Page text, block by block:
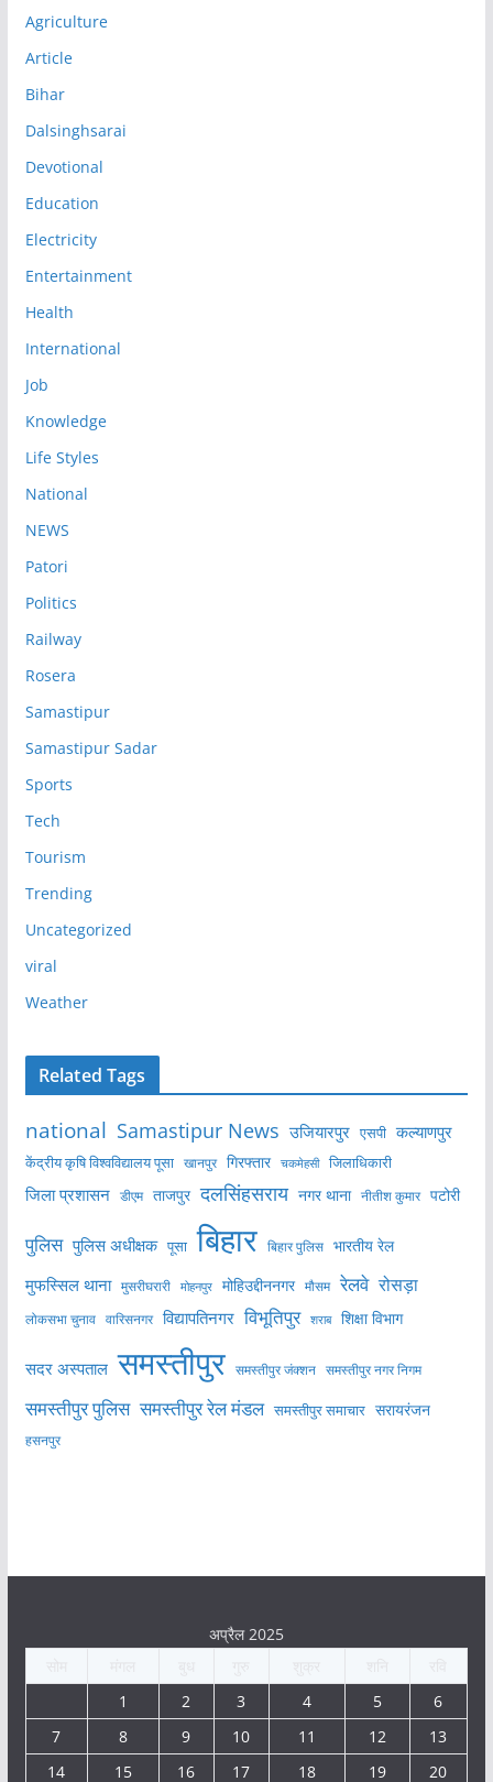
Agriculture
Article
Bihar
Dalsinghsarai
Devotional
Education
Electricity
Entertainment
Health
International
Job
Knowledge
Life Styles
National
NEWS
Patori
Politics
Railway
Rosera
Samastipur
Samastipur Sadar
Sports
Tech
Tourism
Trending
Uncategorized
viral
Weather
Related Tags
national Samastipur News उजियारपुर एसपी कल्याणपुर
केंद्रीय कृषि विश्वविद्यालय पूसा खानपुर गिरफ्तार चकमेहसी जिलाधिकारी
जिला प्रशासन डीएम ताजपुर दलसिंहसराय नगर थाना नीतीश कुमार पटोरी
पुलिस पुलिस अधीक्षक पूसा बिहार बिहार पुलिस भारतीय रेल
मुफस्सिल थाना मुसरीघरारी मोहनपुर मोहिउद्दीननगर मौसम रेलवे रोसड़ा
लोकसभा चुनाव वारिसनगर विद्यापतिनगर विभूतिपुर शराब शिक्षा विभाग
सदर अस्पताल समस्तीपुर समस्तीपुर जंक्शन समस्तीपुर नगर निगम
समस्तीपुर पुलिस समस्तीपुर रेल मंडल समस्तीपुर समाचार सरायरंजन
हसनपुर
अप्रैल 2025
1
2 3 4 5
6
7
8 9 10 11 12
13
14
15 16 17 18 19 20